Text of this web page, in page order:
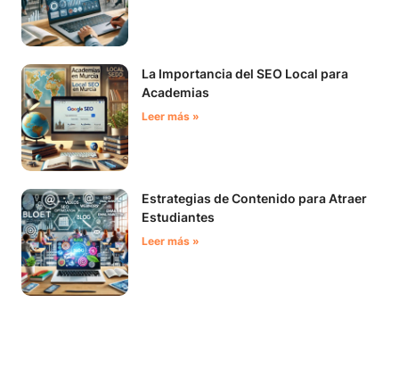
La Importancia del SEO Local para
Academias
Leer más »
Estrategias de Contenido para Atraer
Estudiantes
Leer más »